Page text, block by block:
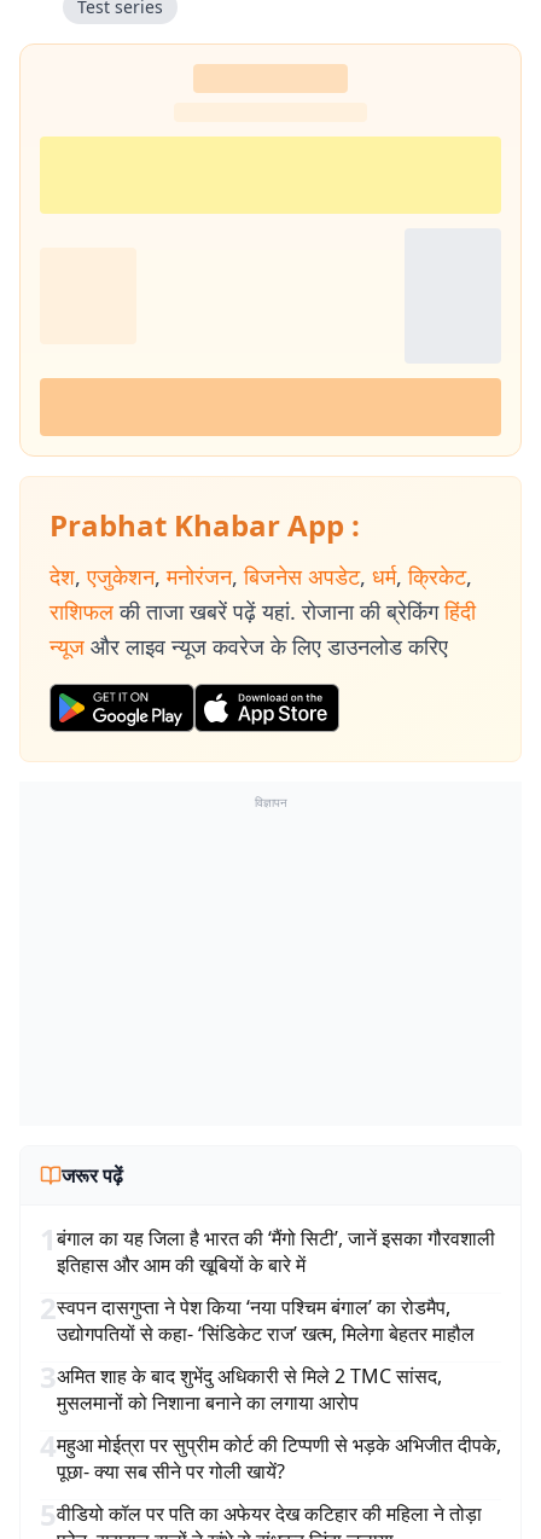
Test series
Prabhat Khabar App :
देश, एजुकेशन, मनोरंजन, बिजनेस अपडेट, धर्म, क्रिकेट,
राशिफल की ताजा खबरें पढ़ें यहां. रोजाना की ब्रेकिंग हिंदी
न्यूज और लाइव न्यूज कवरेज के लिए डाउनलोड करिए
विज्ञापन
जरूर पढ़ें
1बंगाल का यह जिला है भारत की ‘मैंगो सिटी’, जानें इसका गौरवशाली
इतिहास और आम की खूबियों के बारे में
2स्वपन दासगुप्ता ने पेश किया ‘नया पश्चिम बंगाल’ का रोडमैप,
उद्योगपतियों से कहा- ‘सिंडिकेट राज’ खत्म, मिलेगा बेहतर माहौल
3अमित शाह के बाद शुभेंदु अधिकारी से मिले 2 TMC सांसद,
मुसलमानों को निशाना बनाने का लगाया आरोप
4महुआ मोईत्रा पर सुप्रीम कोर्ट की टिप्पणी से भड़के अभिजीत दीपके,
पूछा- क्या सब सीने पर गोली खायें?
5वीडियो कॉल पर पति का अफेयर देख कटिहार की महिला ने तोड़ा